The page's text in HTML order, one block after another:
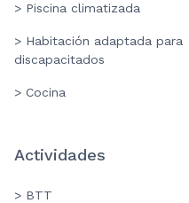
> Piscina climatizada
> Habitación adaptada para
discapacitados
> Cocina
Actividades
> BTT